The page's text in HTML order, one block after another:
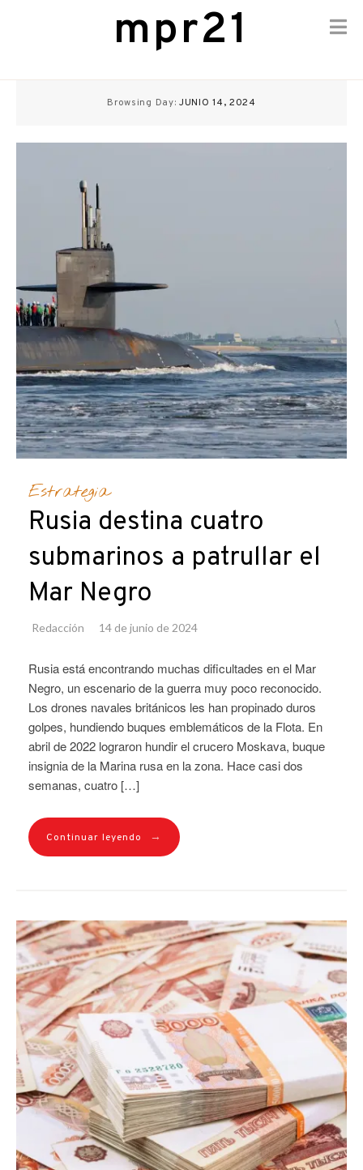
mpr21
Browsing Day: JUNIO 14, 2024
Estrategia
Rusia destina cuatro
submarinos a patrullar el
Mar Negro
Redacción 14 de junio de 2024
Rusia está encontrando muchas dificultades en el Mar
Negro, un escenario de la guerra muy poco reconocido.
Los drones navales británicos les han propinado duros
golpes, hundiendo buques emblemáticos de la Flota. En
abril de 2022 lograron hundir el crucero Moskava, buque
insignia de la Marina rusa en la zona. Hace casi dos
semanas, cuatro […]
Continuar leyendo →